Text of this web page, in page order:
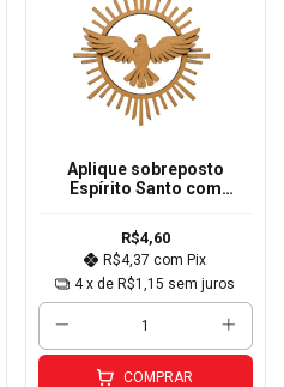
Aplique sobreposto
Espírito Santo com
cru 12cm
R$4,60
R$4,37com Pix
4 x deR$1,15 sem juros
COMPRAR